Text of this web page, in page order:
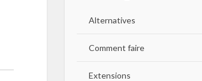
Alternatives
Comment faire
Extensions